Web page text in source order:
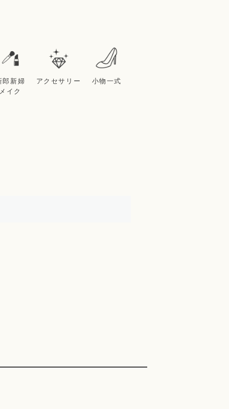
郎新婦
イク
アクセサリー 小物一式